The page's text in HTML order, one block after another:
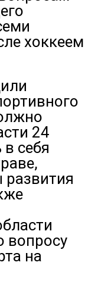
хоккеем
24
себя
вопросу
на